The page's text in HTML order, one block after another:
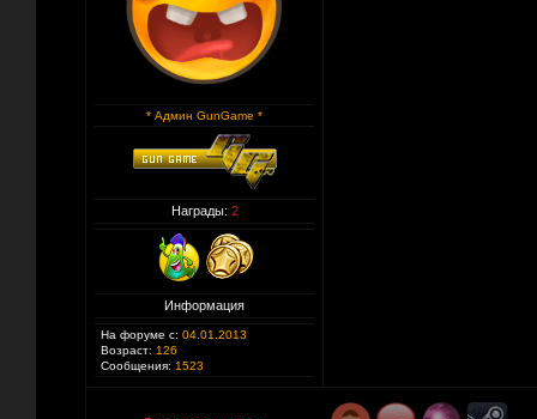
* Админ GunGame *
Награды: 2
Информация
На форуме с: 04.01.2013
Возраст: 126
Сообщения: 1523